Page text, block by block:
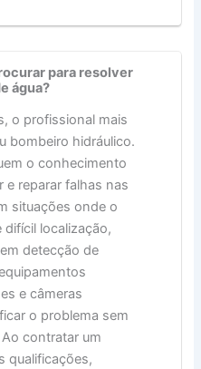
para resolver
água?
o profissional mais
bombeiro hidráulico.
o conhecimento
e reparar falhas nas
situações onde o
localização,
detecção de
e câmeras
o problema sem
contratar um
qualificações,